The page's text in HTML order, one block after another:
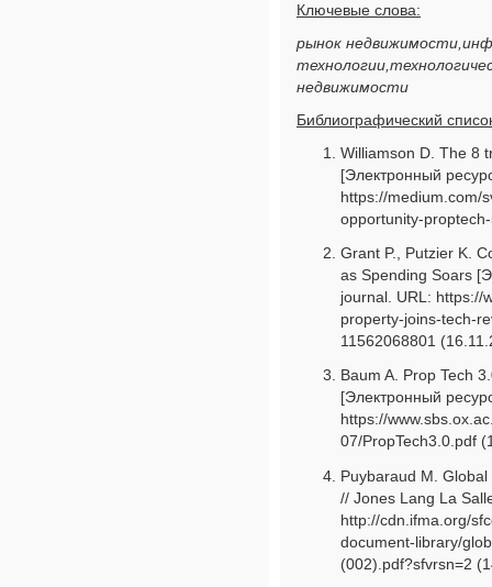
Ключевые слова:
рынок
недвижимости
Библиографический
Williamson D. The 8
[Электронный
https://medium.com/
opportunity-
Grant P., Putzier K.
as Spending Soars
journal. URL: https://
property-joins-tech-
11562068801
Baum A. Prop Tech
[Электронный
https://
07/PropTech3.0.pdf
Puybaraud M.
// Jones Lang La
http://cdn.ifma.org/
document-library/
(002).pdf?sfvrsn=2